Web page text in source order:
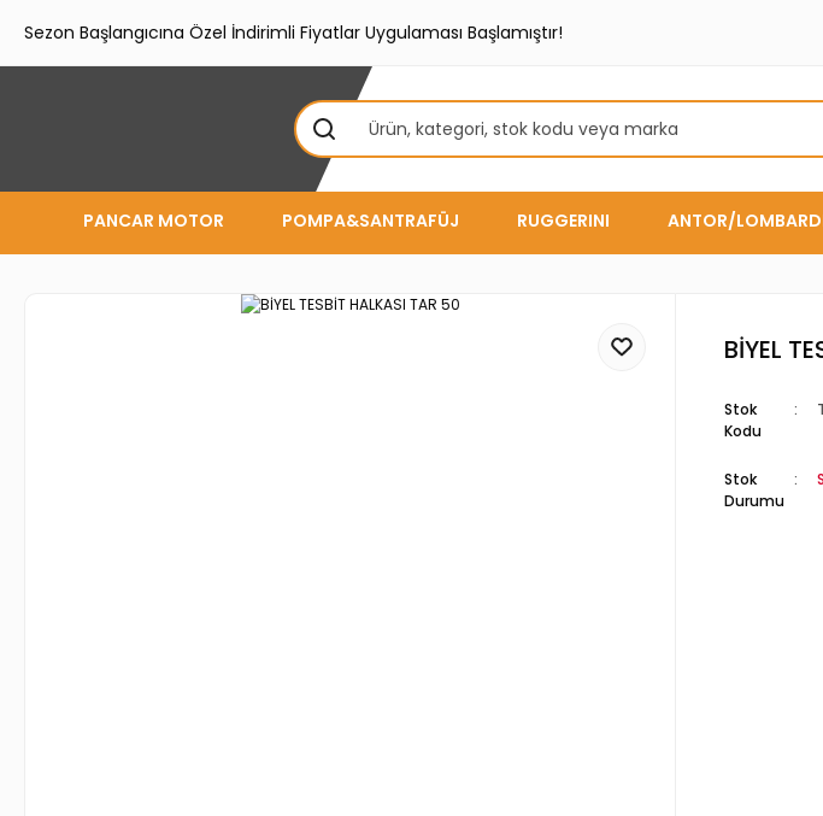
Sezon Başlangıcına Özel İndirimli Fiyatlar Uygulaması Başlamıştır!
PANCAR MOTOR POMPA&SANTRAFÜJ RUGGERINI ANTOR/
BİYEL
Stok
Kodu
Stok
Durumu